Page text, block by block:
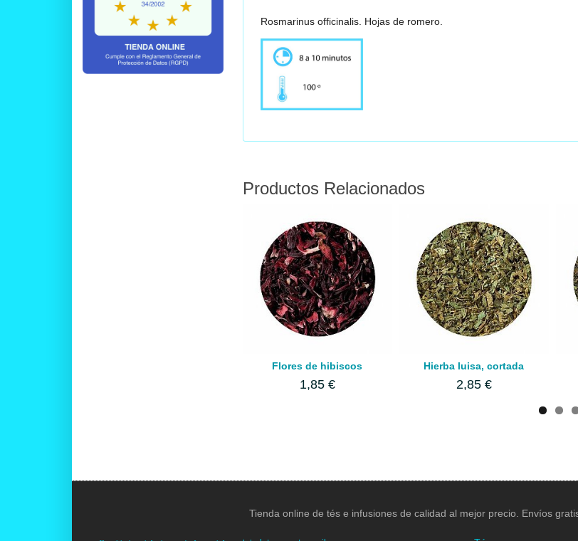
Rosmarinus officinalis. Hojas de romero.
Productos Relacionados
Flores de hibiscos
1,85 €
Hierba luisa, cortada
2,85 €
Tienda online de tés e infusiones de calidad al mejor precio. Envíos